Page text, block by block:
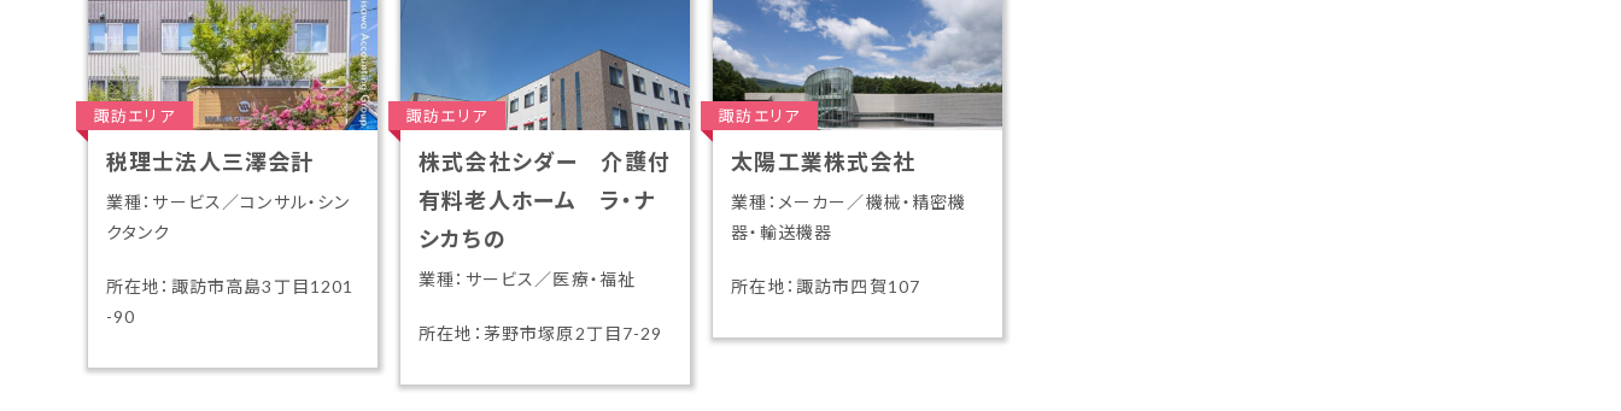
諏訪エリア
税理士法人三澤会計
業種：サービス／コンサル・シン
クタンク
所在地：諏訪市高島3丁目1201
-90
諏訪エリア
株式会社シダー 介護付
有料老人ホーム ラ・ナ
シカちの
業種：サービス／医療・福祉
所在地：茅野市塚原2丁目7-29
諏訪エリア
太陽工業株式会社
業種：メーカー／機械・精密機
器・輸送機器
所在地：諏訪市四賀107